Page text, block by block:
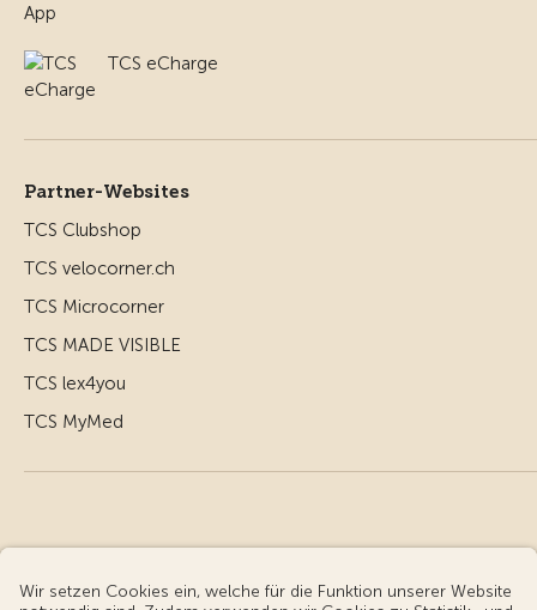
TCS eCharge
Partner-Websites
TCS Clubshop
TCS velocorner.ch
TCS Microcorner
TCS MADE VISIBLE
TCS lex4you
TCS MyMed